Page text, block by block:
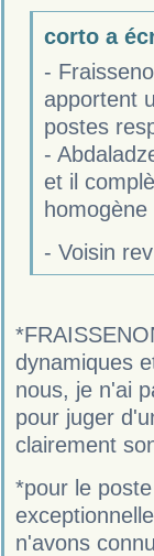
corto a
-
apportent
postes
-
et il
- Voisin
dynamiques
nous, je n'ai
pour juger
clairement
*pour le
n'avons